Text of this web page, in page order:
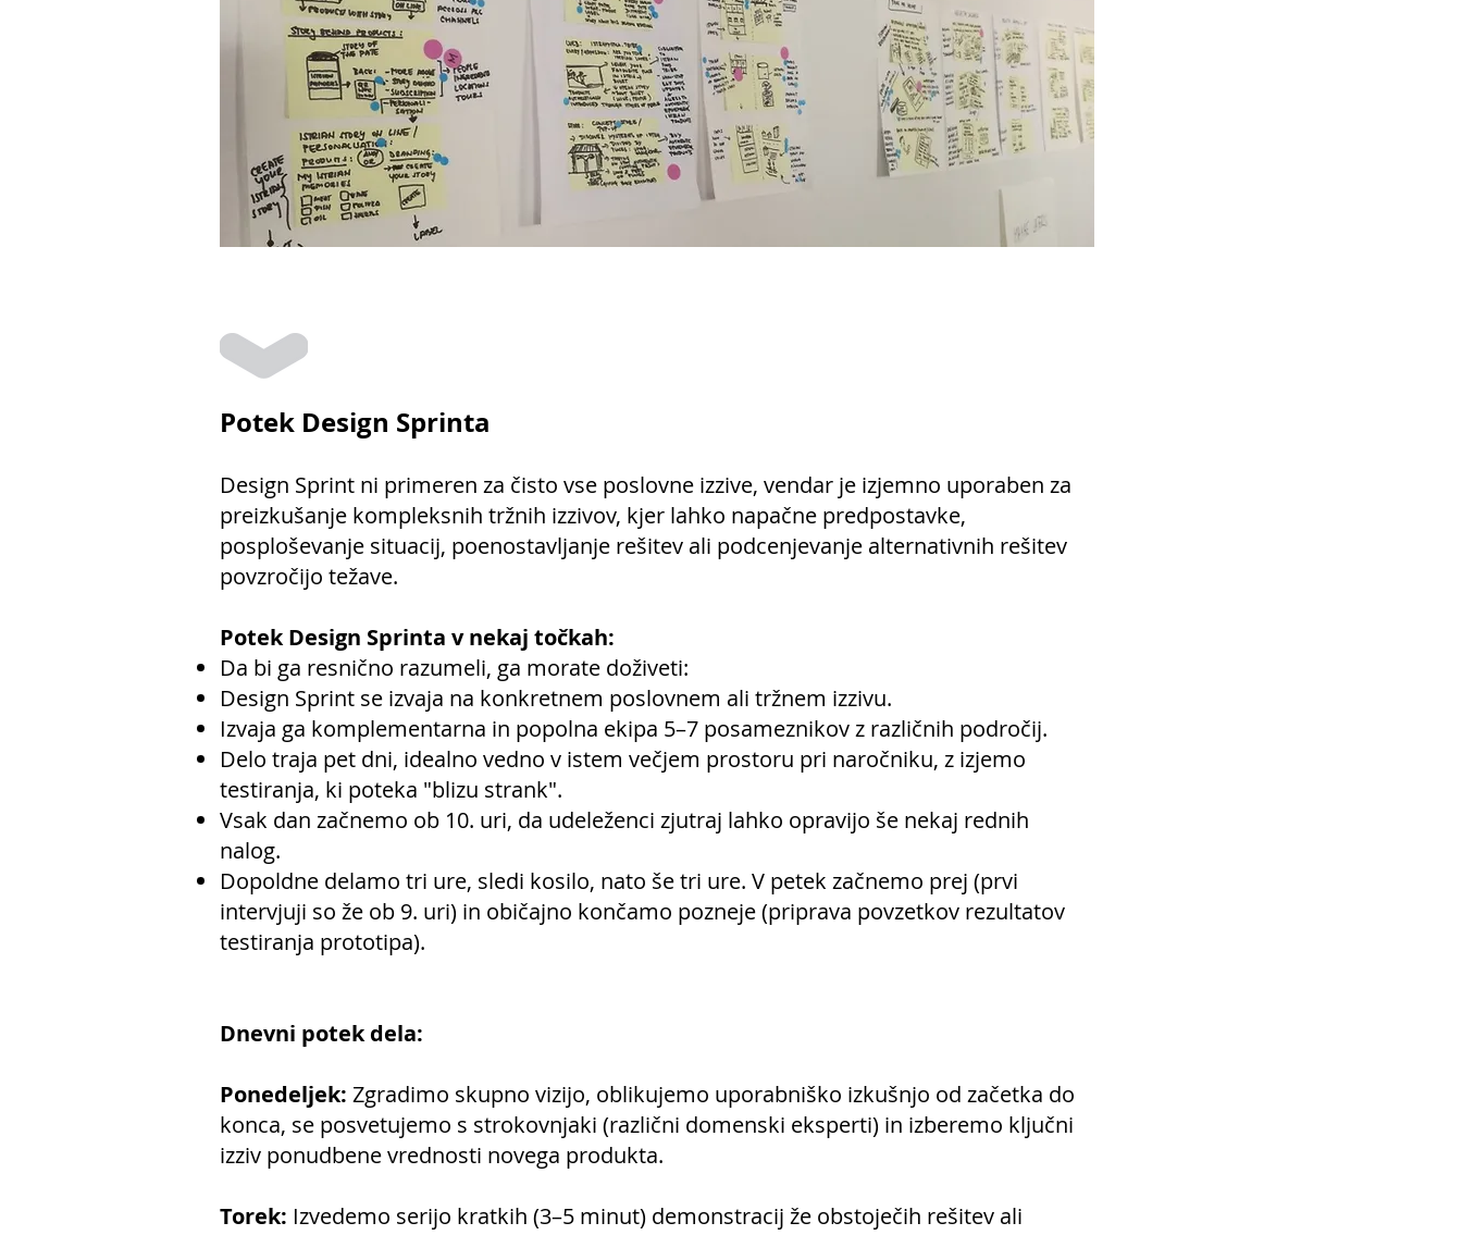
Potek Design Sprinta
Design Sprint ni primeren za čisto vse poslovne izzive, vendar je izjemno uporaben za
preizkušanje kompleksnih tržnih izzivov, kjer lahko napačne predpostavke,
posploševanje situacij, poenostavljanje rešitev ali podcenjevanje alternativnih rešitev
povzročijo težave.
Potek Design Sprinta v nekaj točkah:
Da bi ga resnično razumeli, ga morate doživeti:
Design Sprint se izvaja na konkretnem poslovnem ali tržnem izzivu.
Izvaja ga komplementarna in popolna ekipa 5–7 posameznikov z različnih področij.
Delo traja pet dni, idealno vedno v istem večjem prostoru pri naročniku, z izjemo
testiranja, ki poteka "blizu strank".
Vsak dan začnemo ob 10. uri, da udeleženci zjutraj lahko opravijo še nekaj rednih
nalog.
Dopoldne delamo tri ure, sledi kosilo, nato še tri ure. V petek začnemo prej (prvi
intervjuji so že ob 9. uri) in običajno končamo pozneje (priprava povzetkov rezultatov
testiranja prototipa).
Dnevni potek dela:
Ponedeljek: Zgradimo skupno vizijo, oblikujemo uporabniško izkušnjo od začetka do
konca, se posvetujemo s strokovnjaki (različni domenski eksperti) in izberemo ključni
izziv ponudbene vrednosti novega produkta.
Torek: Izvedemo serijo kratkih (3–5 minut) demonstracij že obstoječih rešitev ali